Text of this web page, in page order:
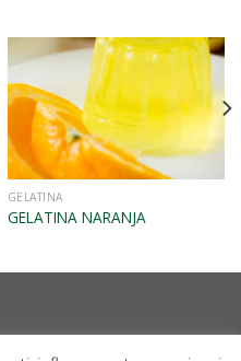
GELATINA
GELATINA NARANJA